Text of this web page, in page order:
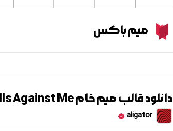
Meme Boxمیم باکس
دانلود قالب میم خام You Dare Use My Own Spells Against Me
aligator